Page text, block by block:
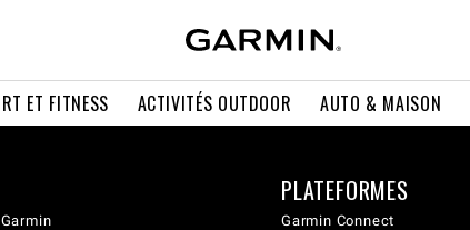
ET FITNESS ACTIVITÉS OUTDOOR AUTO & MAISON
PLATEFORMES
Garmin Connect